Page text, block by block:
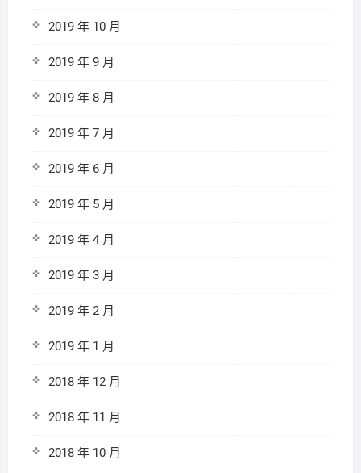
2019 年 10 月
2019 年 9 月
2019 年 8 月
2019 年 7 月
2019 年 6 月
2019 年 5 月
2019 年 4 月
2019 年 3 月
2019 年 2 月
2019 年 1 月
2018 年 12 月
2018 年 11 月
2018 年 10 月